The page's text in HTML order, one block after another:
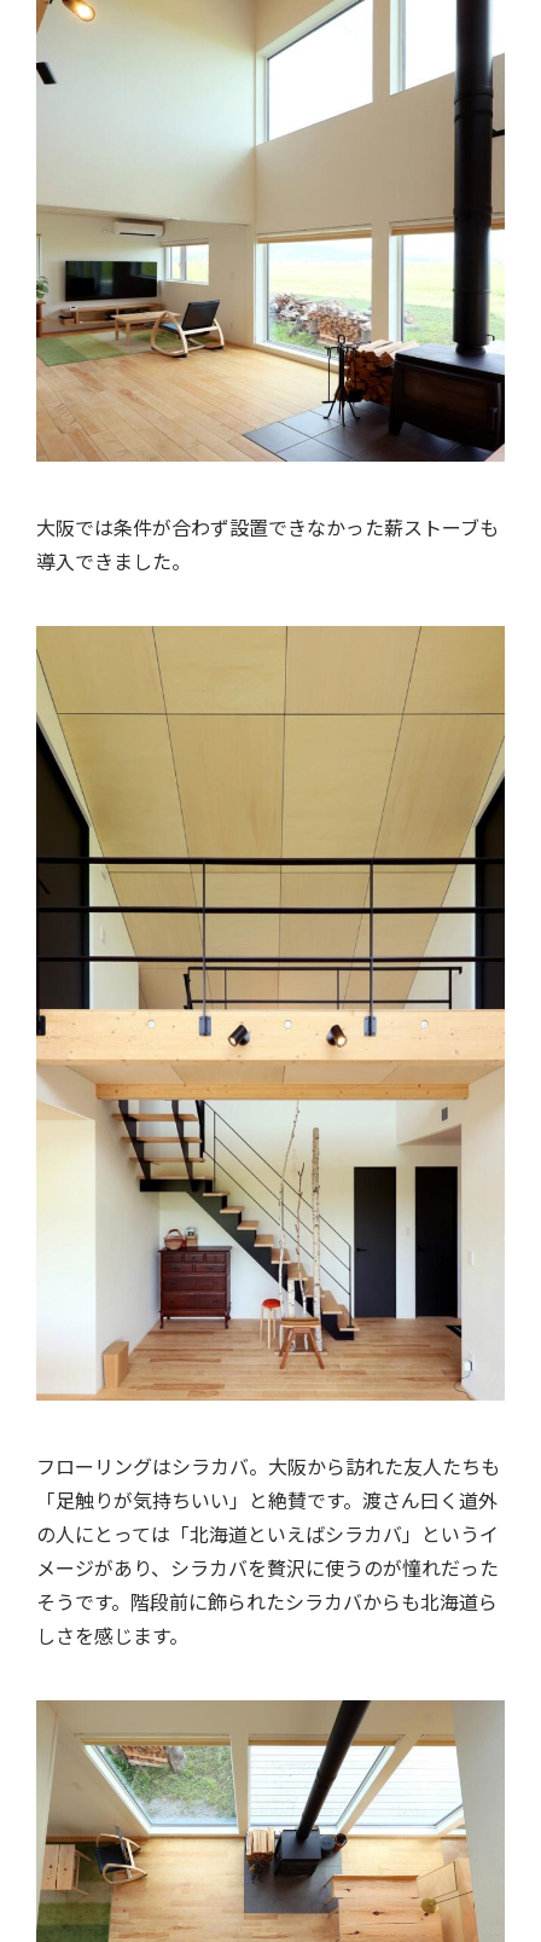
大阪では条件が合わず設置できなかった薪ストーブも
導入できました。
フローリングはシラカバ。大阪から訪れた友人たちも
「足触りが気持ちいい」と絶賛です。渡さん曰く道外
の人にとっては「北海道といえばシラカバ」というイ
メージがあり、シラカバを贅沢に使うのが憧れだった
そうです。階段前に飾られたシラカバからも北海道ら
しさを感じます。